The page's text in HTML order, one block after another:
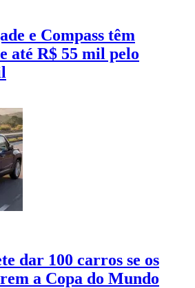
e Compass têm
até R$ 55 mil pelo
dar 100 carros se os
a Copa do Mundo